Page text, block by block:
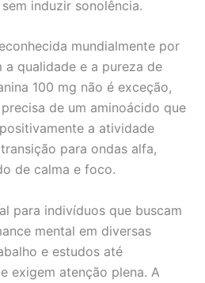
induzir sonolência.
mundialmente por
a qualidade e a pureza de
100 mg não é exceção,
de um aminoácido que
a atividade
para ondas alfa,
de calma e foco.
para indivíduos que buscam
mental em diversas
e estudos até
exigem atenção plena. A